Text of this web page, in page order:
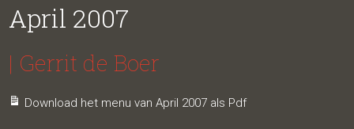
April 2007
| Gerrit de Boer
Download het menu van April 2007 als Pdf